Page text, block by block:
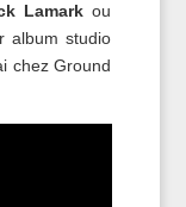
Lamark ou
album studio
chez Ground